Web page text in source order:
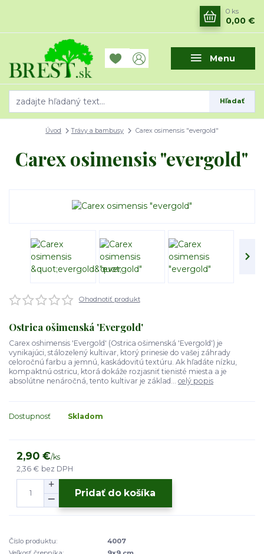
Menu
Hľadať
0 ks
0,00 €
Úvod Trávy a bambusy Carex osimensis "evergold"
Carex osimensis "evergold"
Ohodnotiť produkt
Ostrica ošimenská 'Evergold'
Carex oshimensis 'Evergold' (Ostrica ošimenská 'Evergold') je
vynikajúci, stálozelený kultivar, ktorý prinesie do vašej záhrady
celoročnú farbu a jemnú, kaskádovitú textúru. Ak hľadáte nízku,
kompaktnú ostricu, ktorá dokáže rozjasniť tienisté miesta a je
absolútne nenáročná, tento kultivar je základ... celý popis
Dostupnosť Skladom
2,90 €/ks
2,36 € bez DPH
Pridať do košíka
Číslo produktu:
4007